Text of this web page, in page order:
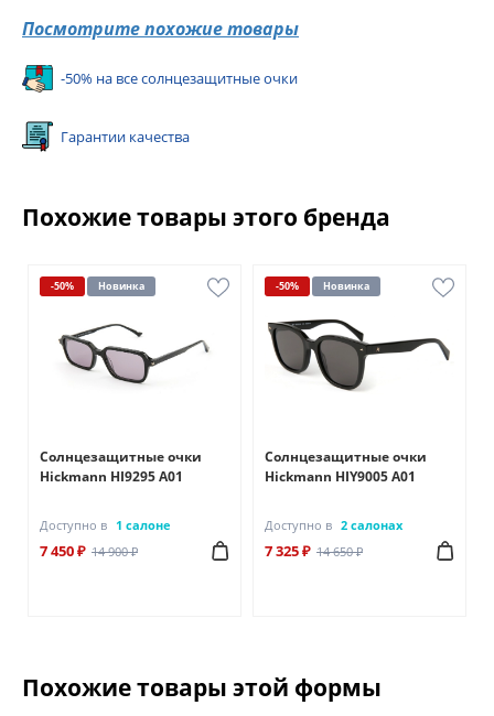
Посмотрите похожие товары
-50% на все солнцезащитные очки
Гарантии качества
Похожие товары этого бренда
-50% Новинка
Солнцезащитные очки
Hickmann HI9295 A01
Доступно в 1 салоне
7 450 ₽ 14 900 ₽
-50% Новинка
Солнцезащитные очки
Hickmann HIY9005 A01
Доступно в 2 салонах
7 325 ₽ 14 650 ₽
Похожие товары этой формы